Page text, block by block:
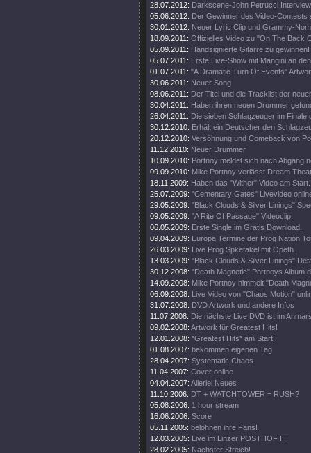
28.07.2012: Darkscene-John Petrucci
05.06.2012: Der Gewinner des Video-Contests
30.01.2012: Neuer Lyric Clip und Grammy-
18.09.2011: Offizielles Video zu "On The Back
05.09.2011: Handsignierte Gitarre zu gewinnen!
05.07.2011: Erste Live-Show mit Mangini an
01.07.2011: "A Dramatic Turn Of Events"
30.06.2011: Neuer Song
08.06.2011: Der Titel und die Tracklist der
30.04.2011: Haben ihren neuen Drummer
26.04.2011: Die sieben Schlagzeuger im Finale
30.12.2010: Erhält ein Deutscher den
20.12.2010: Versöhnung und Comeback von
11.12.2010: Neuer Drummer
10.09.2010: Portnoy meldet sich nach Abgang
09.09.2010: Mike Portnoy verlässt Dream
18.11.2009: Haben das "Wither" Video am Start.
25.07.2009: "Cementary Gates" Livevideo
29.05.2009: "Black Clouds & Silver Linings"
09.05.2009: "A Rite Of Passage" Videoclip.
06.05.2009: Erste Single im Gratis Download.
09.04.2009: Europa Termine der Prog Nation
26.03.2009: Live Prog Spketakel mit Opeth.
13.03.2009: "Black Clouds & Silver Linings"
30.12.2008: "Death Magnetic" Portnoys Album
14.09.2008: Mike Portnoy himmelt "Death
06.09.2008: Live Video von "Chaos Motion"
31.07.2008: DVD Artwork und andere Infos
11.07.2008: Die nächste Live DVD ist im
09.02.2008: Artwork für Greatest Hits!
12.01.2008: *Greatest Hits* am Start!
01.08.2007: bekommen eigenen Tag
28.04.2007: Systematic Chaos
11.04.2007: Cover online
04.04.2007: Allerlei Neues
11.10.2006: DT + WATCHTOWER = RUSH?
05.08.2006: 1 hour stream
16.06.2006: Score
05.11.2005: belohnen ihre Fans!
12.03.2005: Live im Linzer POSTHOF !!!!
28.02.2005: Nächster Streich!